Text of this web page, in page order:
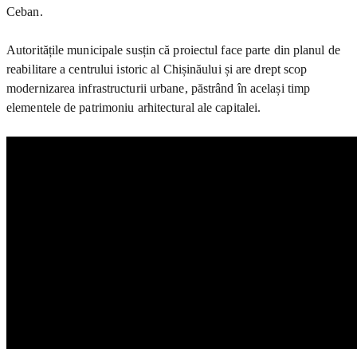
Ceban.
Autoritățile municipale susțin că proiectul face parte din planul de
reabilitare a centrului istoric al Chișinăului și are drept scop
modernizarea infrastructurii urbane, păstrând în același timp
elementele de patrimoniu arhitectural ale capitalei.